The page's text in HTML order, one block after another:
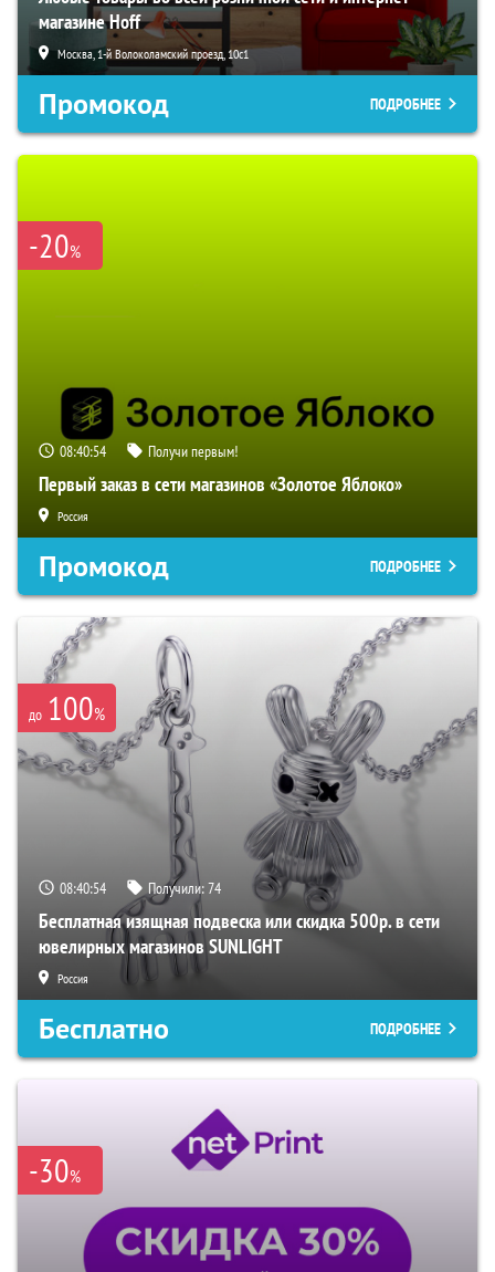
магазине Hoff
Москва, 1-й Волоколамский проезд, 10с1
Промокод ПОДРОБНЕЕ
-20%
08:40:53 Получи первым!
Первый заказ в сети магазинов «Золотое Яблоко»
Россия
Промокод ПОДРОБНЕЕ
до 100%
08:40:53 Получили:74
Бесплатная изящная подвеска или скидка 500р. в сети
ювелирных магазинов SUNLIGHT
Россия
Бесплатно ПОДРОБНЕЕ
-30%